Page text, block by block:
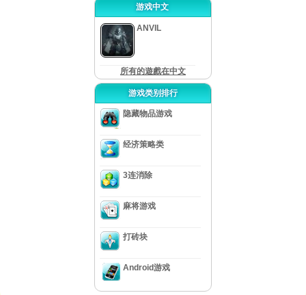
游戏中文
ANVIL
所有的遊戲在中文
游戏类别排行
隐藏物品游戏
经济策略类
3连消除
麻将游戏
打砖块
Android游戏